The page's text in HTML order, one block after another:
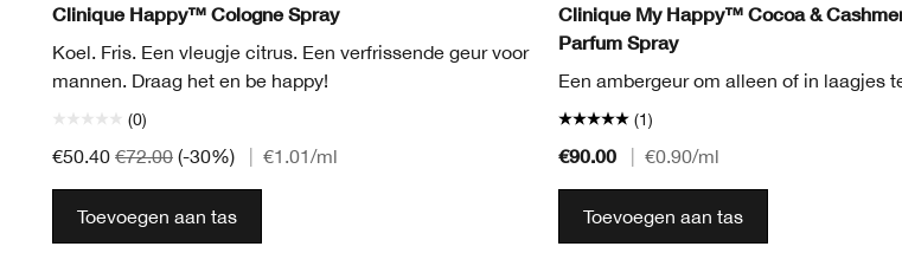
Clinique Happy™ Cologne Spray
Koel. Fris. Een vleugje citrus. Een verfrissende geur voor
mannen. Draag het en be happy!
(0)
€50.40 €72.00 (-30%) €1.01/ml
Toevoegen aan tas
Clinique My Happy™ Cocoa &
Parfum Spray
Een ambergeur om alleen of in laagjes
(1)
€90.00 €0.90/ml
Toevoegen aan tas